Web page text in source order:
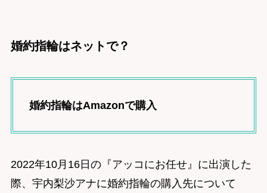
婚約指輪はネットで？
婚約指輪はAmazonで購入
2022年10月16日の『アッコにお任せ』に出演した
際、宇内梨沙アナに婚約指輪の購入先について